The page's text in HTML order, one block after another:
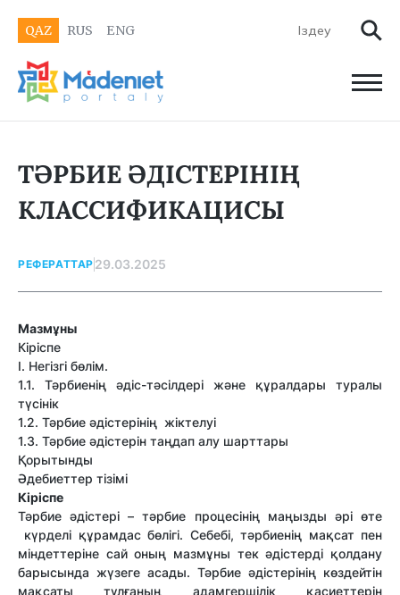
QAZ RUS ENG
ТӘРБИЕ ӘДІСТЕРІНІҢ
КЛАССИФИКАЦИСЫ
РЕФЕРАТТАР 29.03.2025
Мазмұны
Кіріспе
І. Негізгі бөлім.
1.1. Тәрбиенің әдіс-тәсілдері және құралдары туралы
түсінік
1.2. Тәрбие әдістерінің жіктелуі
1.3. Тәрбие әдістерін таңдап алу шарттары
Қорытынды
Әдебиеттер тізімі
Кіріспе
Тәрбие әдістері – тәрбие процесінің маңызды әрі өте
күрделі құрамдас бөлігі. Себебі, тәрбиенің мақсат пен
міндеттеріне сай оның мазмұны тек әдістерді қолдану
барысында жүзеге асады. Тәрбие әдістерінің көздейтін
мақсаты тұлғаның адамгершілік қасиеттерін